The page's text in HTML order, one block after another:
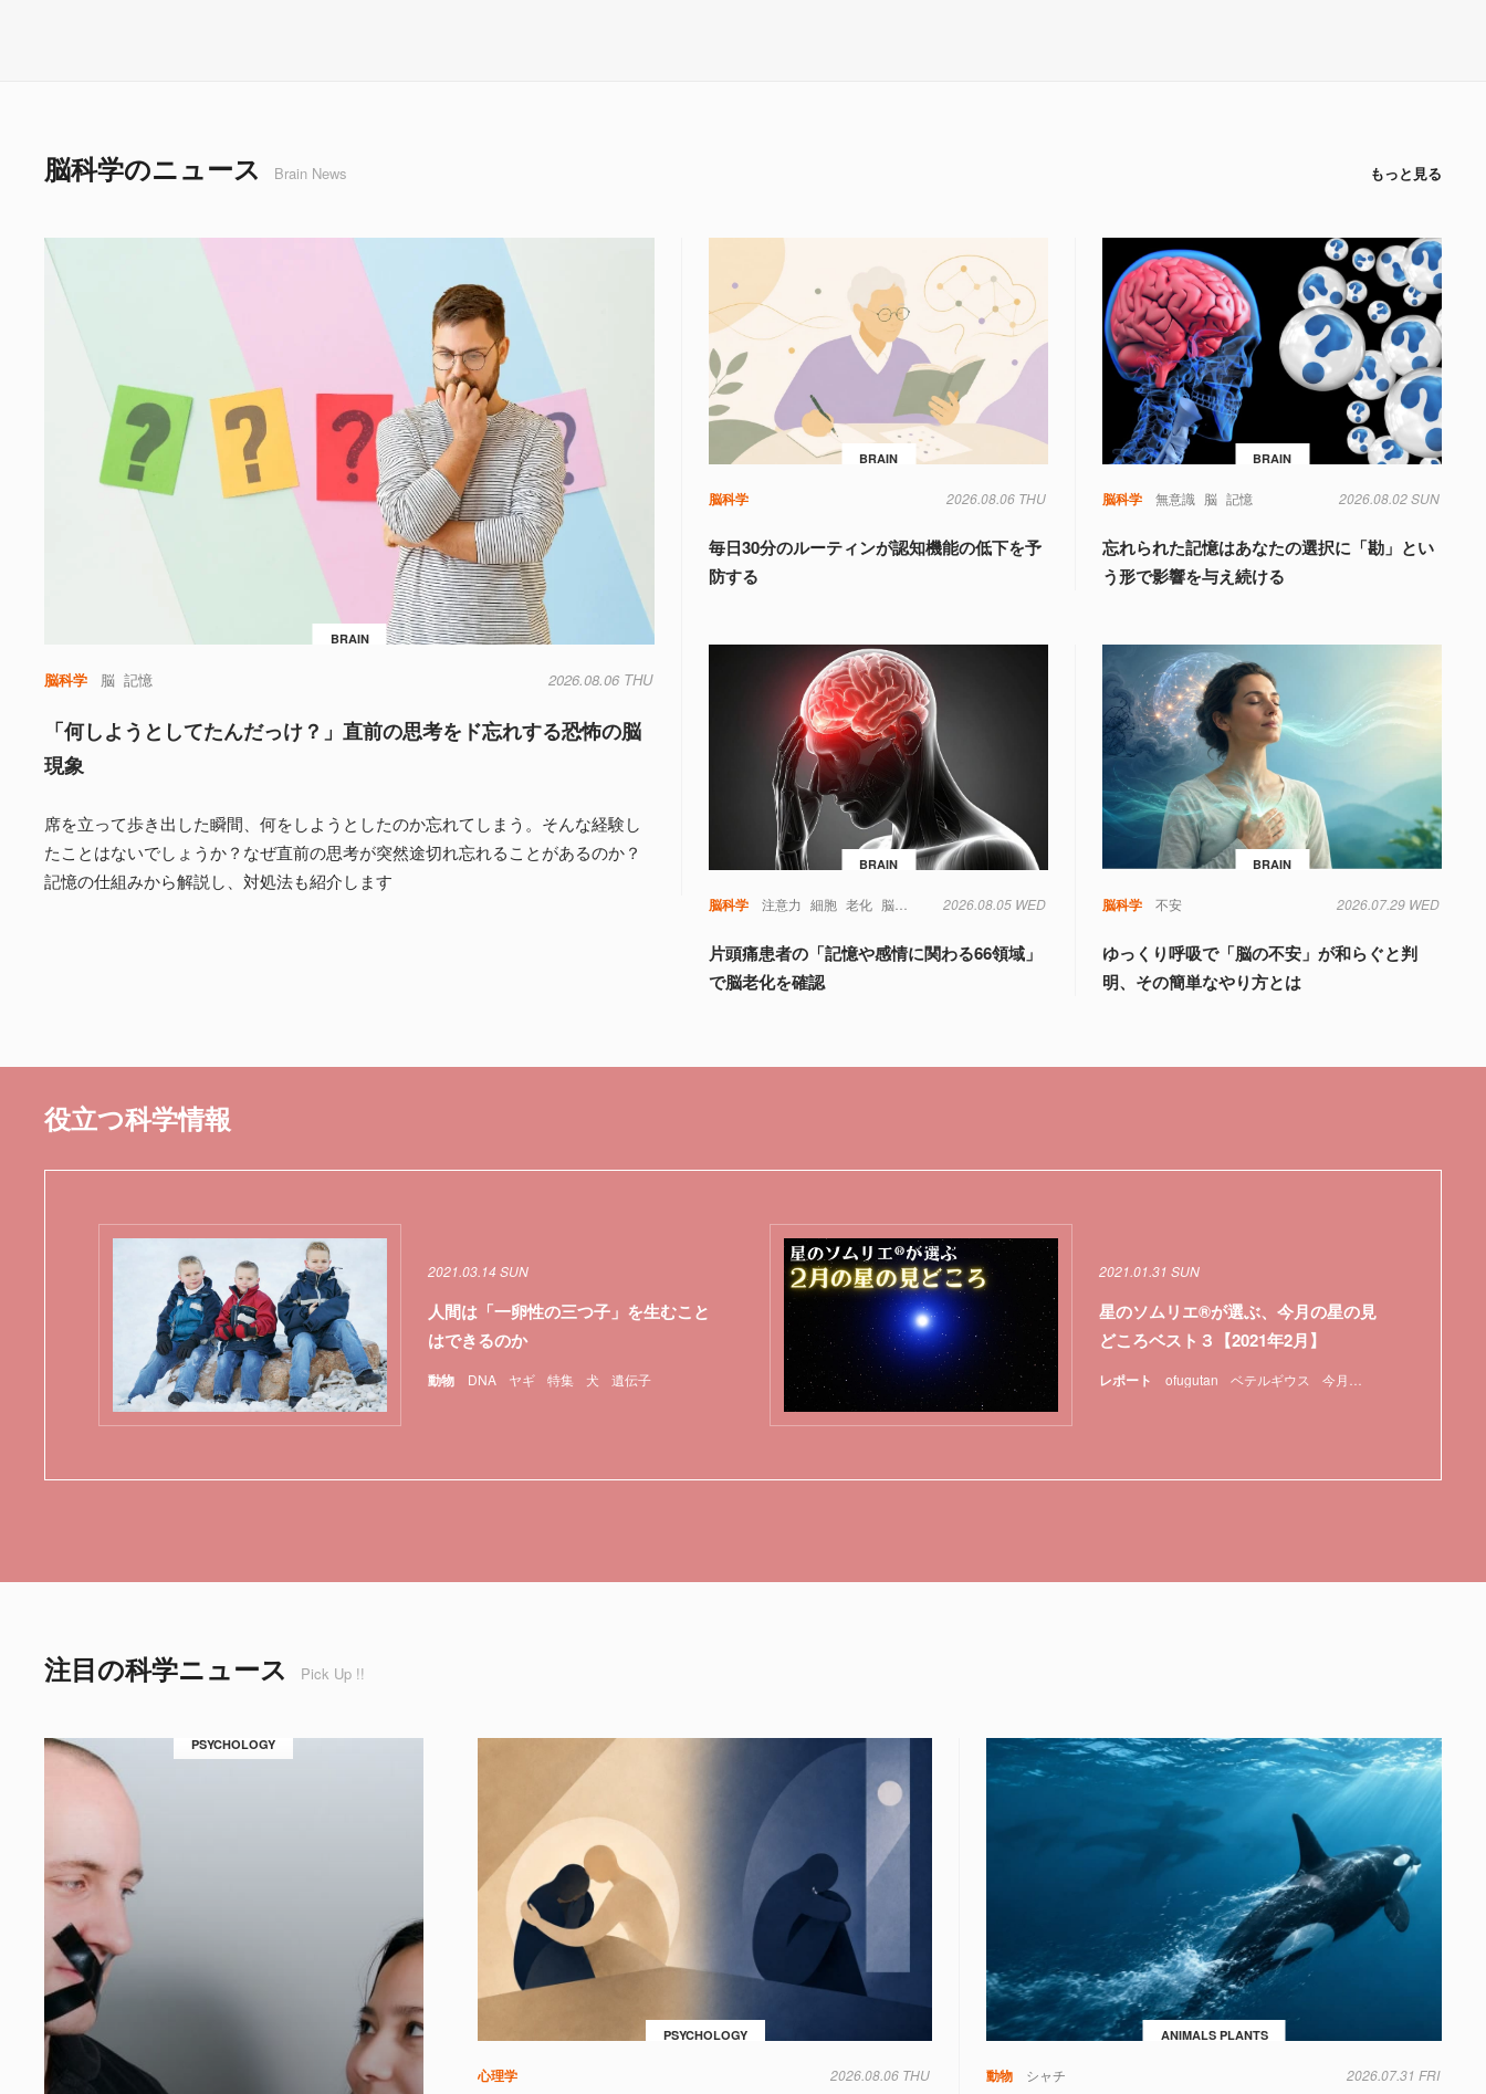
脳科学のニュース Brain News もっと見る
BRAIN
脳科学 脳 記憶 2026.08.06 THU
「何しようとしてたんだっけ？」直前の思考をド忘れする恐怖の脳
現象
席を立って歩き出した瞬間、何をしようとしたのか忘れてしまう。そんな経験し
たことはないでしょうか？なぜ直前の思考が突然途切れ忘れることがあるのか？
記憶の仕組みから解説し、対処法も紹介します
BRAIN
脳科学 2026.08.06 THU
毎日30分のルーティンが認知機能の低下を予
防する
BRAIN
脳科学 無意識 脳 記憶 2026.08.02 SUN
忘れられた記憶はあなたの選択に「勘」とい
う形で影響を与え続ける
BRAIN
脳科学 注意力 細胞 老化 脳 記憶 認知
2026.08.05 WED
片頭痛患者の「記憶や感情に関わる66領域」
で脳老化を確認
BRAIN
脳科学 不安 2026.07.29 WED
ゆっくり呼吸で「脳の不安」が和らぐと判
明、その簡単なやり方とは
役立つ科学情報
動物 DNA ヤギ 特集 犬 遺伝子
2021.03.14 SUN
人間は「一卵性の三つ子」を生むこと
はできるのか
レポート ofugutan ベテルギウス 今月の星の見どころ
2021.01.31 SUN
星のソムリエ®が選ぶ、今月の星の見
どころベスト３【2021年2月】
注目の科学ニュース Pick Up !!
PSYCHOLOGY
PSYCHOLOGY
心理学 2026.08.06 THU
ANIMALS PLANTS
動物 シャチ 2026.07.31 FRI